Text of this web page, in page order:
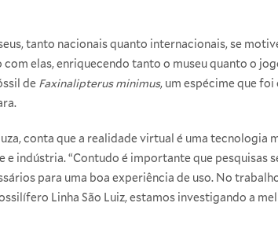
tanto nacionais quanto internacionais, se
elas, enriquecendo tanto o museu quanto o
de Faxinalipterus minimus, um espécime que
conta que a realidade virtual é uma tecnologia
indústria. “Contudo é importante que pesquisas
para uma boa experiência de uso. No
Linha São Luiz, estamos investigando a